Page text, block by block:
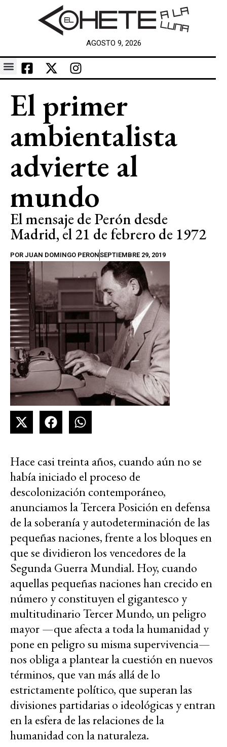
AGOSTO 9, 2026
El primer
ambientalista
advierte al
mundo
El mensaje de Perón desde
Madrid, el 21 de febrero de 1972
POR JUAN DOMINGO PERONSEPTIEMBRE 29, 2019
Hace casi treinta años, cuando aún no se
había iniciado el proceso de
descolonización contemporáneo,
anunciamos la Tercera Posición en defensa
de la soberanía y autodeterminación de las
pequeñas naciones, frente a los bloques en
que se dividieron los vencedores de la
Segunda Guerra Mundial. Hoy, cuando
aquellas pequeñas naciones han crecido en
número y constituyen el gigantesco y
multitudinario Tercer Mundo, un peligro
mayor —que afecta a toda la humanidad y
pone en peligro su misma supervivencia—
nos obliga a plantear la cuestión en nuevos
términos, que van más allá de lo
estrictamente político, que superan las
divisiones partidarias o ideológicas y entran
en la esfera de las relaciones de la
humanidad con la naturaleza.